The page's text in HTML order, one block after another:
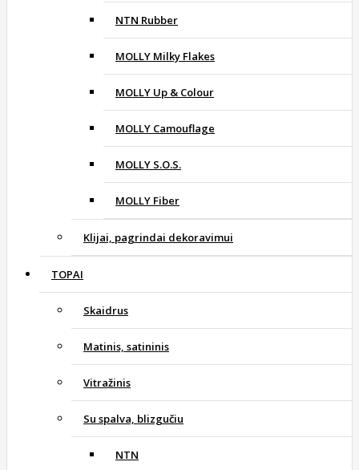
NTN Rubber
MOLLY Milky Flakes
MOLLY Up & Colour
MOLLY Camouflage
MOLLY S.O.S.
MOLLY Fiber
Klijai, pagrindai dekoravimui
TOPAI
Skaidrus
Matinis, satininis
Vitražinis
Su spalva, blizgučiu
NTN